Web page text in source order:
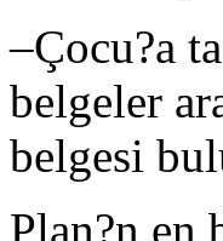
–Çocu?a
belgeler
belgesi
Plan?n en